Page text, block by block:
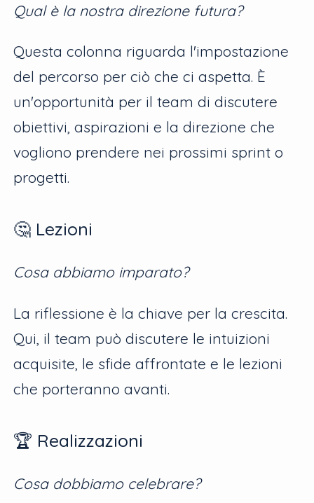
Qual è la nostra direzione futura?
Questa colonna riguarda l'impostazione
del percorso per ciò che ci aspetta. È
un'opportunità per il team di discutere
obiettivi, aspirazioni e la direzione che
vogliono prendere nei prossimi sprint o
progetti.
🤔 Lezioni
Cosa abbiamo imparato?
La riflessione è la chiave per la crescita.
Qui, il team può discutere le intuizioni
acquisite, le sfide affrontate e le lezioni
che porteranno avanti.
🏆 Realizzazioni
Cosa dobbiamo celebrare?